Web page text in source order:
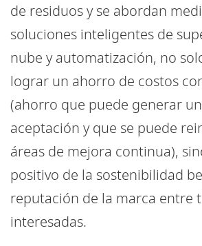
de residuos y se abordan
soluciones inteligentes de
nube y automatización, no
lograr un ahorro de costos
(ahorro que puede generar
aceptación y que se puede
áreas de mejora continua),
positivo de la sostenibilidad
reputación de la marca entre
interesadas.